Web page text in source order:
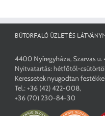
BÚTORFALÓ ÜZLET ÉS
4400 Nyíregyháza, Szarvas u.
Nyitvatartás: hétfőtől-
Keressetek nyugodtan
Tel.:+36 (42) 422-008,
+36 (70) 230-84-30